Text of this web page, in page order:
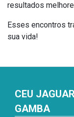
resultados
Esses encontros
sua vida!
CEU
GAMBA